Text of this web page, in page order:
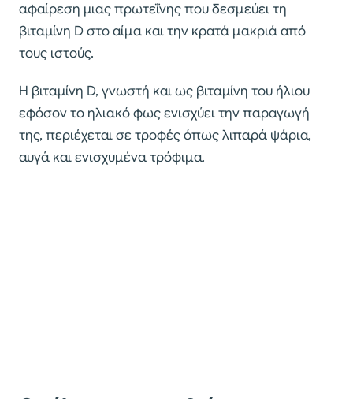
αφαίρεση μιας πρωτεΐνης που δεσμεύει τη
βιταμίνη D στο αίμα και την κρατά μακριά από
τους ιστούς.
Η βιταμίνη D, γνωστή και ως βιταμίνη του ήλιου
εφόσον το ηλιακό φως ενισχύει την παραγωγή
της, περιέχεται σε τροφές όπως λιπαρά ψάρια,
αυγά και ενισχυμένα τρόφιμα.